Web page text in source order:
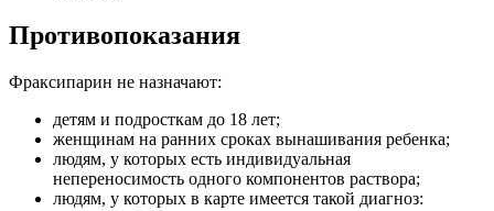
Противопоказания
Фраксипарин не назначают:
детям и подросткам до 18 лет;
женщинам на ранних сроках вынашивания ребенка;
людям, у которых есть индивидуальная
непереносимость одного компонентов раствора;
людям, у которых в карте имеется такой диагноз: